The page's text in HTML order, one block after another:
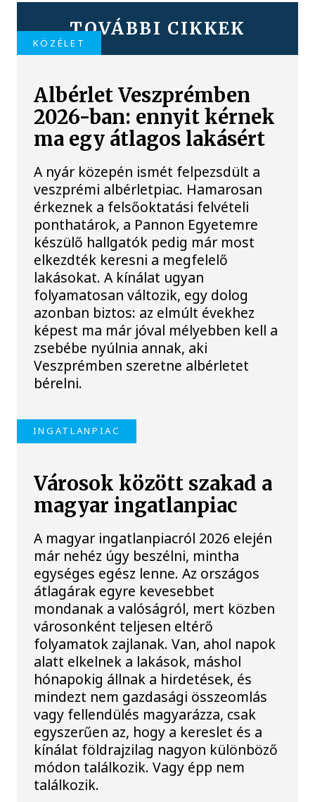
TOVÁBBI CIKKEK
KÖZÉLET
Albérlet Veszprémben
2026-ban: ennyit kérnek
ma egy átlagos lakásért
A nyár közepén ismét felpezsdült a
veszprémi albérletpiac. Hamarosan
érkeznek a felsőoktatási felvételi
ponthatárok, a Pannon Egyetemre
készülő hallgatók pedig már most
elkezdték keresni a megfelelő
lakásokat. A kínálat ugyan
folyamatosan változik, egy dolog
azonban biztos: az elmúlt évekhez
képest ma már jóval mélyebben kell a
zsebébe nyúlnia annak, aki
Veszprémben szeretne albérletet
bérelni.
INGATLANPIAC
Városok között szakad a
magyar ingatlanpiac
A magyar ingatlanpiacról 2026 elején
már nehéz úgy beszélni, mintha
egységes egész lenne. Az országos
átlagárak egyre kevesebbet
mondanak a valóságról, mert közben
városonként teljesen eltérő
folyamatok zajlanak. Van, ahol napok
alatt elkelnek a lakások, máshol
hónapokig állnak a hirdetések, és
mindezt nem gazdasági összeomlás
vagy fellendülés magyarázza, csak
egyszerűen az, hogy a kereslet és a
kínálat földrajzilag nagyon különböző
módon találkozik. Vagy épp nem
találkozik.